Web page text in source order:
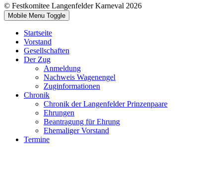
© Festkomitee Langenfelder Karneval 2026
Mobile Menu Toggle
Startseite
Vorstand
Gesellschaften
Der Zug
Anmeldung
Nachweis Wagenengel
Zuginformationen
Chronik
Chronik der Langenfelder Prinzenpaare
Ehrungen
Beantragung für Ehrung
Ehemaliger Vorstand
Termine